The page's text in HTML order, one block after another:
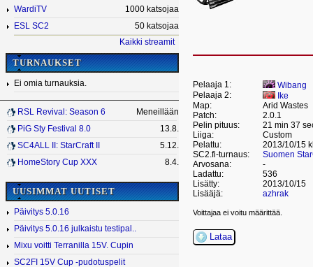
WardiTV
1000 katsojaa
ESL SC2
50 katsojaa
Kaikki streamit
TURNAUKSET
Ei omia turnauksia.
RSL Revival: Season 6
Meneillään
PiG Sty Festival 8.0
13.8.
SC4ALL II: StarCraft II
5.12.
HomeStory Cup XXX
8.4.
UUSIMMAT UUTISET
Päivitys 5.0.16
Päivitys 5.0.16 julkaistu testipal..
Mixu voitti Terranilla 15V. Cupin
SC2FI 15V Cup -pudotuspelit
Pelaaja 1:
Wibang
Pelaaja 2:
Ike
Map:
Arid Wastes
Patch:
2.0.1
Pelin pituus:
21 min 37
Liiga:
Custom
Pelattu:
2013/10/15
SC2.fi-turnaus:
Suomen
Arvosana:
-
Ladattu:
536
Lisätty:
2013/10/15
Lisääjä:
azhrak
Voittajaa ei voitu määrittää.
Lataa